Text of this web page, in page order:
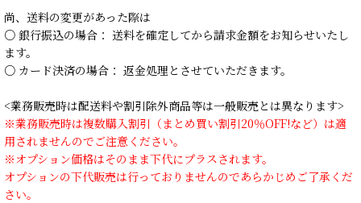
尚、送料の変更があった際は
○ 銀行振込の場合： 送料を確定してから請求金額をお知らせいたし
ます。
○ カード決済の場合： 返金処理とさせていただきます。
<業務販売時は配送料や割引除外商品等は一般販売とは異なります>
※業務販売時は複数購入割引（まとめ買い割引20％OFF!など）は適
用されませんのでご注意ください。
※オプション価格はそのまま下代にプラスされます。
オプションの下代販売は行っておりませんのであらかじめご了承くだ
さい。